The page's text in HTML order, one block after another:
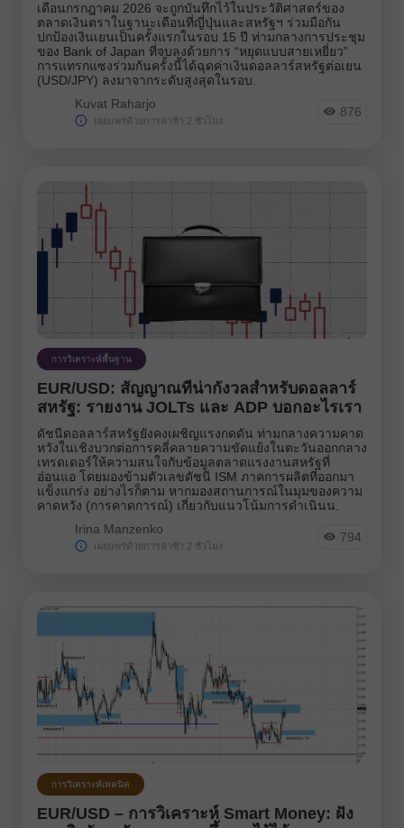
เดือนกรกฎาคม 2026 จะถูกบันทึกไว้ในประวัติศาสตร์ของ
ตลาดเงินตราในฐานะเดือนที่ญี่ปุ่นและสหรัฐฯ ร่วมมือกัน
ปกป้องเงินเยนเป็นครั้งแรกในรอบ 15 ปี ท่ามกลางการประชุม
ของ Bank of Japan ที่จบลงด้วยการ “หยุดแบบสายเหยี่ยว”
การแทรกแซงร่วมกันครั้งนี้ได้ฉุดค่าเงินดอลลาร์สหรัฐต่อเยน
(USD/JPY) ลงมาจากระดับสูงสุดในรอบ.
Kuvat Raharjo
เผยแพร่ด้วยการล่าช้า 2 ชั่วโมง
876
การวิเคราะห์พื้นฐาน
EUR/USD: สัญญาณที่น่ากังวลสำหรับดอลลาร์
สหรัฐ: รายงาน JOLTs และ ADP บอกอะไรเรา
ดัชนีดอลลาร์สหรัฐยังคงเผชิญแรงกดดัน ท่ามกลางความคาด
หวังในเชิงบวกต่อการคลี่คลายความขัดแย้งในตะวันออกกลาง
เทรดเดอร์ให้ความสนใจกับข้อมูลตลาดแรงงานสหรัฐที่
อ่อนแอ โดยมองข้ามตัวเลขดัชนี ISM ภาคการผลิตที่ออกมา
แข็งแกร่ง อย่างไรก็ตาม หากมองสถานการณ์ในมุมของความ
คาดหวัง (การคาดการณ์) เกี่ยวกับแนวโน้มการดำเนินน.
Irina Manzenko
เผยแพร่ด้วยการล่าช้า 2 ชั่วโมง
794
การวิเคราะห์เทคนิค
EUR/USD – การวิเคราะห์ Smart Money: ฝั่ง